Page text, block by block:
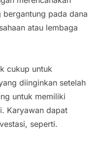
bergantung pada dana
atau lembaga
cukup untuk
diinginkan setelah
untuk memiliki
Karyawan dapat
seperti.